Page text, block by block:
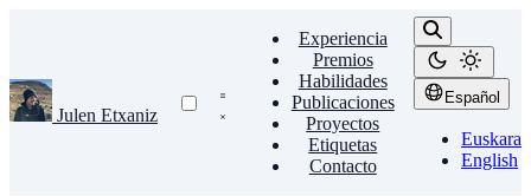
Julen Etxaniz
Experiencia
Premios
Habilidades
Publicaciones
Proyectos
Etiquetas
Contacto
Español
Euskara
English